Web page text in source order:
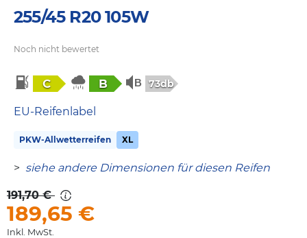
255/45 R20 105W
Noch nicht bewertet
C B 73db
EU-Reifenlabel
PKW-Allwetterreifen XL
> siehe andere Dimensionen für diesen Reifen
191,70 €
189,65 €
Inkl. MwSt.